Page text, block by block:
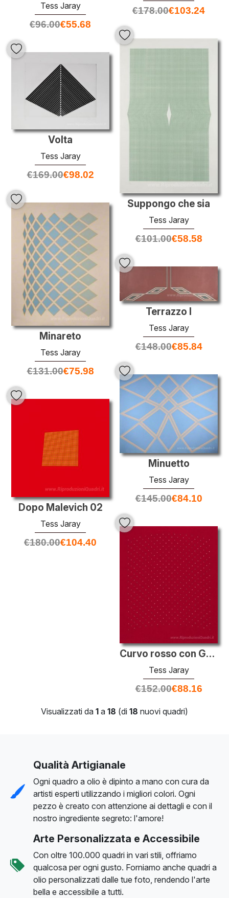
€178.00€103.24
Tess Jaray
€96.00€55.68
Suppongo che sia
Tess Jaray
€101.00€58.58
Volta
Tess Jaray
€169.00€98.02
Minareto
Tess Jaray
€131.00€75.98
Terrazzo I
Tess Jaray
€148.00€85.84
Minuetto
Tess Jaray
€145.00€84.10
Dopo Malevich 02
Tess Jaray
€180.00€104.40
Curvo rosso con Grigi
Tess Jaray
€152.00€88.16
Visualizzati da 1 a 18 (di 18 nuovi quadri)
Qualità Artigianale
Ogni quadro a olio è dipinto a mano con cura da
artisti esperti utilizzando i migliori colori. Ogni
pezzo è creato con attenzione ai dettagli e con il
nostro ingrediente segreto: l'amore!
Arte Personalizzata e Accessibile
Con oltre 100.000 quadri in vari stili, offriamo
qualcosa per ogni gusto. Forniamo anche quadri a
olio personalizzati dalle tue foto, rendendo l'arte
bella e accessibile a tutti.